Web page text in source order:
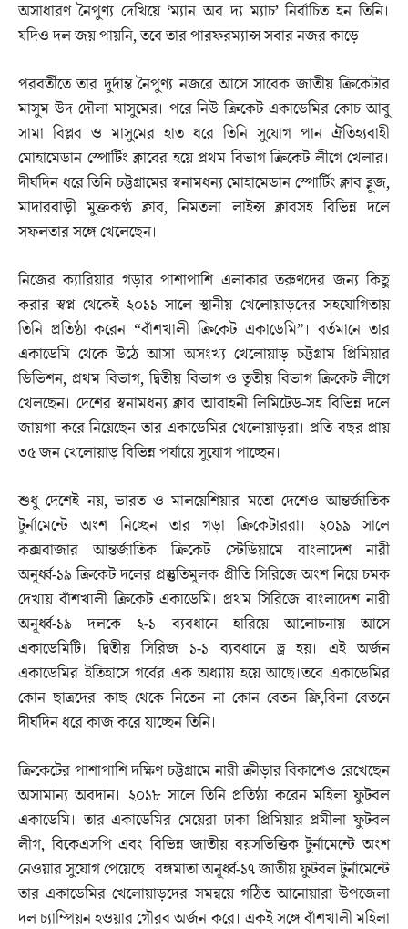
অসাধারণ নৈপুণ্য দেখিয়ে ‘ম্যান অব দ্য ম্যাচ’ নির্বাচিত হন তিনি।
যদিও দল জয় পায়নি, তবে তার পারফরম্যান্স সবার নজর কাড়ে।
পরবর্তীতে তার দুর্দান্ত নৈপুণ্য নজরে আসে সাবেক জাতীয় ক্রিকেটার
মাসুম উদ দৌলা মাসুমের। পরে নিউ ক্রিকেট একাডেমির কোচ আবু
সামা বিপ্লব ও মাসুমের হাত ধরে তিনি সুযোগ পান ঐতিহ্যবাহী
মোহামেডান স্পোর্টিং ক্লাবের হয়ে প্রথম বিভাগ ক্রিকেট লীগে খেলার।
দীর্ঘদিন ধরে তিনি চট্টগ্রামের স্বনামধন্য মোহামেডান স্পোর্টিং ক্লাব ব্লুজ,
মাদারবাড়ী মুক্তকণ্ঠ ক্লাব, নিমতলা লাইন্স ক্লাবসহ বিভিন্ন দলে
সফলতার সঙ্গে খেলেছেন।
নিজের ক্যারিয়ার গড়ার পাশাপাশি এলাকার তরুণদের জন্য কিছু
করার স্বপ্ন থেকেই ২০১১ সালে স্থানীয় খেলোয়াড়দের সহযোগিতায়
তিনি প্রতিষ্ঠা করেন “বাঁশখালী ক্রিকেট একাডেমি”। বর্তমানে তার
একাডেমি থেকে উঠে আসা অসংখ্য খেলোয়াড় চট্টগ্রাম প্রিমিয়ার
ডিভিশন, প্রথম বিভাগ, দ্বিতীয় বিভাগ ও তৃতীয় বিভাগ ক্রিকেট লীগে
খেলছেন। দেশের স্বনামধন্য ক্লাব আবাহনী লিমিটেড-সহ বিভিন্ন দলে
জায়গা করে নিয়েছেন তার একাডেমির খেলোয়াড়রা। প্রতি বছর প্রায়
৩৫ জন খেলোয়াড় বিভিন্ন পর্যায়ে সুযোগ পাচ্ছেন।
শুধু দেশেই নয়, ভারত ও মালয়েশিয়ার মতো দেশেও আন্তর্জাতিক
টুর্নামেন্টে অংশ নিচ্ছেন তার গড়া ক্রিকেটাররা। ২০১৯ সালে
কক্সবাজার আন্তর্জাতিক ক্রিকেট স্টেডিয়ামে বাংলাদেশ নারী
অনূর্ধ্ব-১৯ ক্রিকেট দলের প্রস্তুতিমূলক প্রীতি সিরিজে অংশ নিয়ে চমক
দেখায় বাঁশখালী ক্রিকেট একাডেমি। প্রথম সিরিজে বাংলাদেশ নারী
অনূর্ধ্ব-১৯ দলকে ২-১ ব্যবধানে হারিয়ে আলোচনায় আসে
একাডেমিটি। দ্বিতীয় সিরিজ ১-১ ব্যবধানে ড্র হয়। এই অর্জন
একাডেমির ইতিহাসে গর্বের এক অধ্যায় হয়ে আছে।তবে একাডেমির
কোন ছাত্রদের কাছ থেকে নিতেন না কোন বেতন ফ্রি,বিনা বেতনে
দীর্ঘদিন ধরে কাজ করে যাচ্ছেন তিনি।
ক্রিকেটের পাশাপাশি দক্ষিণ চট্টগ্রামে নারী ক্রীড়ার বিকাশেও রেখেছেন
অসামান্য অবদান। ২০১৮ সালে তিনি প্রতিষ্ঠা করেন মহিলা ফুটবল
একাডেমি। তার একাডেমির মেয়েরা ঢাকা প্রিমিয়ার প্রমীলা ফুটবল
লীগ, বিকেএসপি এবং বিভিন্ন জাতীয় বয়সভিত্তিক টুর্নামেন্টে অংশ
নেওয়ার সুযোগ পেয়েছে। বঙ্গমাতা অনূর্ধ্ব-১৭ জাতীয় ফুটবল টুর্নামেন্টে
তার একাডেমির খেলোয়াড়দের সমন্বয়ে গঠিত আনোয়ারা উপজেলা
দল চ্যাম্পিয়ন হওয়ার গৌরব অর্জন করে। একই সঙ্গে বাঁশখালী মহিলা